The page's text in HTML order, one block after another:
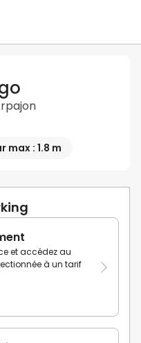
max : 1.8 m
et accédez au
à un tarif